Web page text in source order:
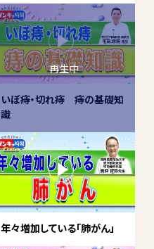
いぼ痔・切れ痔 痔の基礎知
識
年々増加している「肺がん」